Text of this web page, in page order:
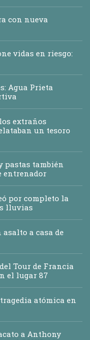
con nueva
vidas en riesgo:
Agua Prieta
extraños
un tesoro
pastas también
entrenador
por completo la
lluvias
a casa de
Tour de Francia
el lugar 87
atómica en
a Anthony